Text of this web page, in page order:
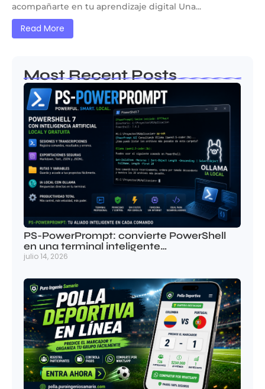
acompañarte en tu aprendizaje digital Una...
Read More
Most Recent Posts
PS-PowerPrompt: convierte PowerShell
en una terminal inteligente…
julio 14, 2026